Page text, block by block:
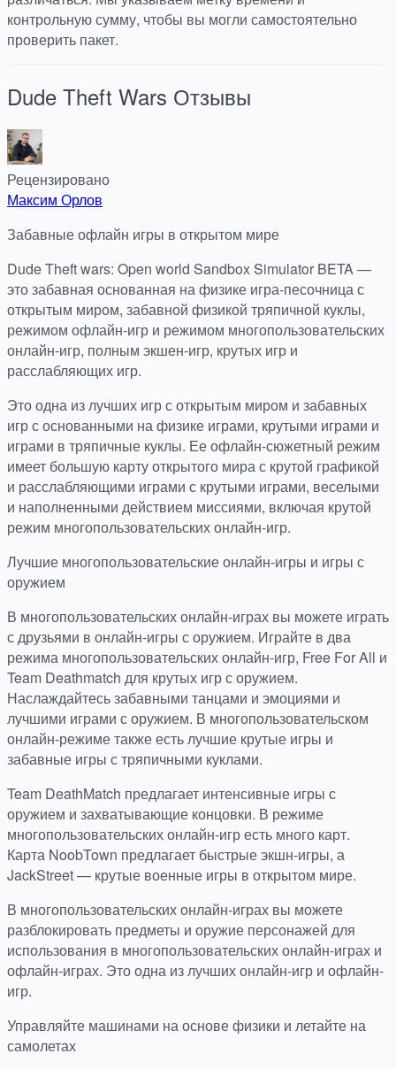
контрольную сумму, чтобы вы могли самостоятельно
проверить пакет.
Dude Theft Wars Отзывы
Рецензировано
Максим Орлов
Забавные офлайн игры в открытом мире
Dude Theft wars: Open world Sandbox Simulator BETA —
это забавная основанная на физике игра-песочница с
открытым миром, забавной физикой тряпичной куклы,
режимом офлайн-игр и режимом многопользовательских
онлайн-игр, полным экшен-игр, крутых игр и
расслабляющих игр.
Это одна из лучших игр с открытым миром и забавных
игр с основанными на физике играми, крутыми играми и
играми в тряпичные куклы. Ее офлайн-сюжетный режим
имеет большую карту открытого мира с крутой графикой
и расслабляющими играми с крутыми играми, веселыми
и наполненными действием миссиями, включая крутой
режим многопользовательских онлайн-игр.
Лучшие многопользовательские онлайн-игры и игры с
оружием
В многопользовательских онлайн-играх вы можете играть
с друзьями в онлайн-игры с оружием. Играйте в два
режима многопользовательских онлайн-игр, Free For All и
Team Deathmatch для крутых игр с оружием.
Наслаждайтесь забавными танцами и эмоциями и
лучшими играми с оружием. В многопользовательском
онлайн-режиме также есть лучшие крутые игры и
забавные игры с тряпичными куклами.
Team DeathMatch предлагает интенсивные игры с
оружием и захватывающие концовки. В режиме
многопользовательских онлайн-игр есть много карт.
Карта NoobTown предлагает быстрые экшн-игры, а
JackStreet — крутые военные игры в открытом мире.
В многопользовательских онлайн-играх вы можете
разблокировать предметы и оружие персонажей для
использования в многопользовательских онлайн-играх и
офлайн-играх. Это одна из лучших онлайн-игр и офлайн-
игр.
Управляйте машинами на основе физики и летайте на
самолетах